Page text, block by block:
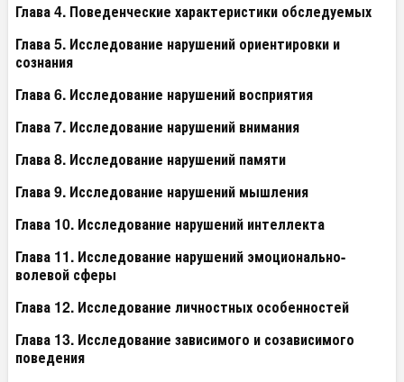
Глава 4. Поведенческие характеристики обследуемых
Глава 5. Исследование нарушений ориентировки и
сознания
Глава 6. Исследование нарушений восприятия
Глава 7. Исследование нарушений внимания
Глава 8. Исследование нарушений памяти
Глава 9. Исследование нарушений мышления
Глава 10. Исследование нарушений интеллекта
Глава 11. Исследование нарушений эмоционально-
волевой сферы
Глава 12. Исследование личностных особенностей
Глава 13. Исследование зависимого и созависимого
поведения